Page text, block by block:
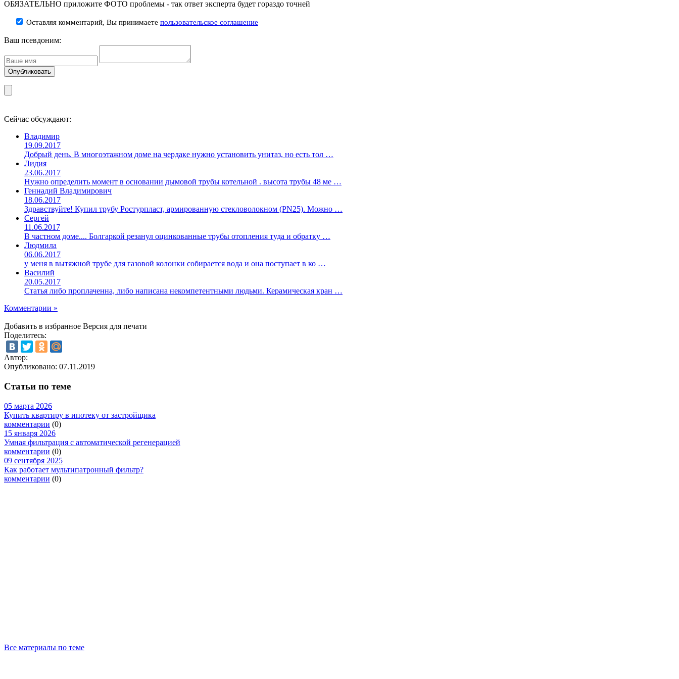
ОБЯЗАТЕЛЬНО приложите ФОТО проблемы - так ответ эксперта будет гораздо точней
Оставляя комментарий, Вы принимаете пользовательское соглашение
Ваш псевдоним:
Сейчас обсуждают:
Владимир
19.09.2017
Добрый день. В многоэтажном доме на чердаке нужно установить унитаз, но есть тол …
Лидия
23.06.2017
Нужно определить момент в основании дымовой трубы котельной . высота трубы 48 ме …
Геннадий Владимирович
18.06.2017
Здравствуйте! Купил трубу Ростурпласт, армированную стекловолокном (PN25). Можно …
Сергей
11.06.2017
В частном доме.... Болгаркой резанул оцинкованные трубы отопления туда и обратку …
Людмила
06.06.2017
у меня в вытяжной трубе для газовой колонки собирается вода и она поступает в ко …
Василий
20.05.2017
Статья либо проплаченна, либо написана некомпетентными людьми. Керамическая кран …
Комментарии »
Добавить в избранное Версия для печати
Поделитесь:
Автор:
Опубликовано: 07.11.2019
Статьи по теме
05 марта 2026
Купить квартиру в ипотеку от застройщика
комментарии (0)
15 января 2026
Умная фильтрация с автоматической регенерацией
комментарии (0)
09 сентября 2025
Как работает мультипатронный фильтр?
комментарии (0)
Все материалы по теме